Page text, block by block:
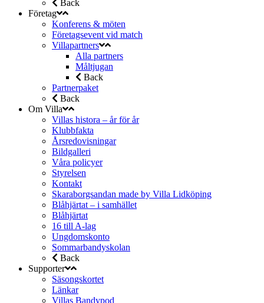
Back
Företag
Konferens & möten
Företagsevent vid match
Villapartners
Alla partners
Måltjugan
Back
Partnerpaket
Back
Om Villa
Villas histora – år för år
Klubbfakta
Årsredovisningar
Bildgalleri
Våra policyer
Styrelsen
Kontakt
Skaraborgsandan made by Villa Lidköping
Blåhjärtat – i samhället
Blåhjärtat
16 till A-lag
Ungdomskonto
Sommarbandyskolan
Back
Supporter
Säsongskortet
Länkar
Villas Bandypod